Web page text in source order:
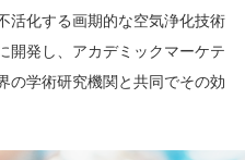
活化する画期的な空気浄化技術
開発し、アカデミックマーケテ
の学術研究機関と共同でその効